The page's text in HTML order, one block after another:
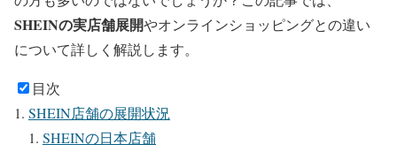
SHEINの実店舗展開やオンラインショッピングとの違い
について詳しく解説します。
目次
SHEIN店舗の展開状況
SHEINの日本店舗